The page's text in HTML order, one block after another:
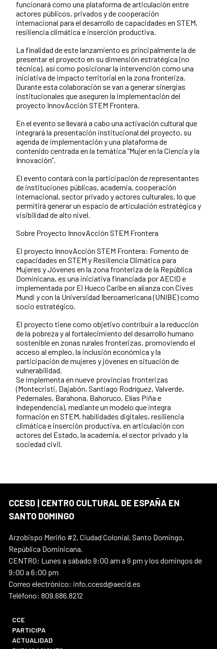
funcionará como una plataforma de articulación entre
actores públicos, privados y de cooperación
internacional para el desarrollo de capacidades en STEM,
resiliencia climática e inserción productiva.
La finalidad de este lanzamiento es principalmente la de
presentar el proyecto en su dimensión estratégica (no
técnica), así como posicionar la intervención como una
iniciativa de impacto territorial en la zona fronteriza.
Durante esta colaboración se van a generar sinergias
institucionales que aseguren la implementación del
proyecto InnovAcción STEM Frontera.
En el evento se llevará a cabo una activación cultural que
integrará la presentación institucional del proyecto, su
agenda de implementación y una plataforma de
contenido centrada en la temática “Mujer en la Ciencia y la
Innovación”.
El evento contará con la participación de representantes
de instituciones públicas, academia, cooperación
internacional, sector privado y actores culturales, lo que
permitirá generar un espacio de articulación estratégica y
visibilidad de alto nivel.
Sobre Proyecto InnovAcción STEM Frontera
El proyecto InnovAcción STEM Frontera: Fomento de
capacidades en STEM y Resiliencia Climática para
Mujeres y Jóvenes en la zona fronteriza de la República
Dominicana, es una iniciativa financiada por AECID e
implementada por El Hueco Caribe en alianza con Cives
Mundi y con la Universidad Iberoamericana (UNIBE) como
socio estratégico.
El proyecto tiene como objetivo contribuir a la reducción
de la pobreza y al fortalecimiento del desarrollo humano
sostenible en zonas rurales fronterizas, promoviendo el
acceso al empleo, la inclusión económica y la
participación de mujeres y jóvenes en situación de
vulnerabilidad.
Se implementa en nueve provincias fronterizas
(Montecristi, Dajabón, Santiago Rodríguez, Valverde,
Pedernales, Barahona, Bahoruco, Elías Piña e
Independencia), mediante un modelo que integra
formación en STEM, habilidades digitales, resiliencia
climática e inserción productiva, en articulación con
actores del Estado, la academia, el sector privado y la
sociedad civil.
CCESD | CENTRO CULTURAL DE ESPAÑA EN
SANTO DOMINGO
Arzobispo Meriño #2, Ciudad Colonial, Santo Domingo,
República Dominicana.
CENTRO: Lunes a sábado 9:00 am a 9 pm y los domingos de
9:00 a 6:00 pm
Correo electrónico: info.ccesd@aecid.es
Teléfono: 809.686.8212
CCE
PARTICIPA
ACTUALIDAD